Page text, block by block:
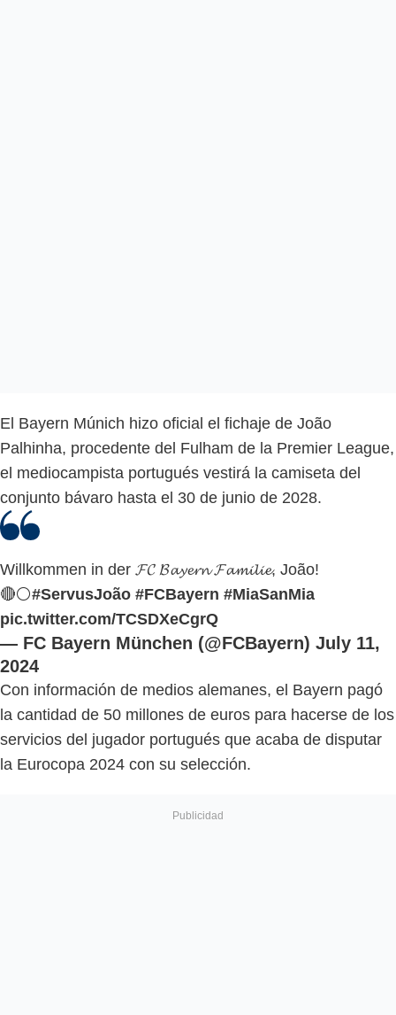
El Bayern Múnich hizo oficial el fichaje de João
Palhinha, procedente del Fulham de la Premier League,
el mediocampista portugués vestirá la camiseta del
conjunto bávaro hasta el 30 de junio de 2028.
Willkommen in der 𝓕𝓒 𝓑𝓪𝔂𝓮𝓻𝓷 𝓕𝓪𝓶𝓲𝓵𝓲𝓮, João!
🔴⚪#ServusJoão #FCBayern #MiaSanMia
pic.twitter.com/TCSDXeCgrQ
— FC Bayern München (@FCBayern) July 11,
2024
Con información de medios alemanes, el Bayern pagó
la cantidad de 50 millones de euros para hacerse de los
servicios del jugador portugués que acaba de disputar
la Eurocopa 2024 con su selección.